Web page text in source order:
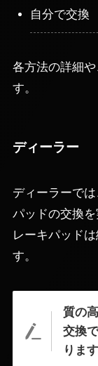
自分で交換
各方法の詳細
す。
ディーラー
ディーラーで
パッドの交換
レーキパッド
す。
質の
交換
ります